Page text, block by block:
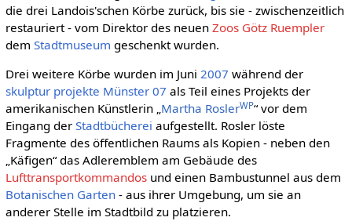
die drei Landois'schen Körbe zurück, bis sie - zwischenzeitlich
restauriert - vom Direktor des neuen Zoos Götz Ruempler
dem Stadtmuseum geschenkt wurden.
Drei weitere Körbe wurden im Juni 2007 während der
skulptur projekte Münster 07 als Teil eines Projekts der
amerikanischen Künstlerin „Martha RoslerWP“ vor dem
Eingang der Stadtbücherei aufgestellt. Rosler löste
Fragmente des öffentlichen Raums als Kopien - neben den
„Käfigen“ das Adleremblem am Gebäude des
Lufttransportkommandosund einen Bambustunnel aus dem
Botanischen Garten- aus ihrer Umgebung, um sie an
anderer Stelle im Stadtbild zu platzieren.